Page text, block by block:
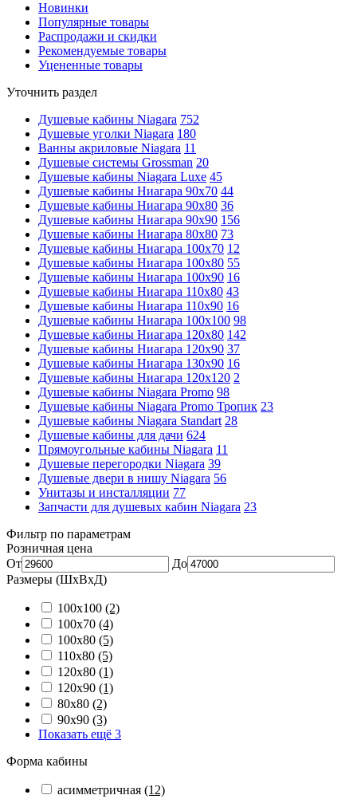
Новинки
Популярные товары
Распродажи и скидки
Рекомендуемые товары
Уцененные товары
Уточнить раздел
Душевые кабины Niagara 752
Душевые уголки Niagara 180
Ванны акриловые Niagara 11
Душевые системы Grossman 20
Душевые кабины Niagara Luxe 45
Душевые кабины Ниагара 90x70 44
Душевые кабины Ниагара 90x80 36
Душевые кабины Ниагара 90x90 156
Душевые кабины Ниагара 80x80 73
Душевые кабины Ниагара 100x70 12
Душевые кабины Ниагара 100x80 55
Душевые кабины Ниагара 100x90 16
Душевые кабины Ниагара 110x80 43
Душевые кабины Ниагара 110x90 16
Душевые кабины Ниагара 100x100 98
Душевые кабины Ниагара 120x80 142
Душевые кабины Ниагара 120x90 37
Душевые кабины Ниагара 130x90 16
Душевые кабины Ниагара 120x120 2
Душевые кабины Niagara Promo 98
Душевые кабины Niagara Promo Тропик 23
Душевые кабины Niagara Standart 28
Душевые кабины для дачи 624
Прямоугольные кабины Niagara 11
Душевые перегородки Niagara 39
Душевые двери в нишу Niagara 56
Унитазы и инсталляции 77
Запчасти для душевых кабин Niagara 23
Фильтр по параметрам
Розничная цена
От
До
Размеры (ШхВхД)
100x100 (2)
100x70 (4)
100x80 (5)
110x80 (5)
120x80 (1)
120x90 (1)
80x80 (2)
90x90 (3)
Показать ещё 3
Форма кабины
асимметричная (12)